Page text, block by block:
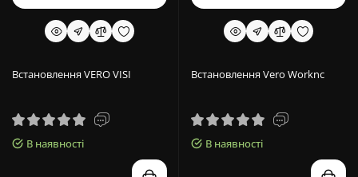
Встановлення VERO VISI
В наявності
Встановлення Vero Worknc
В наявності